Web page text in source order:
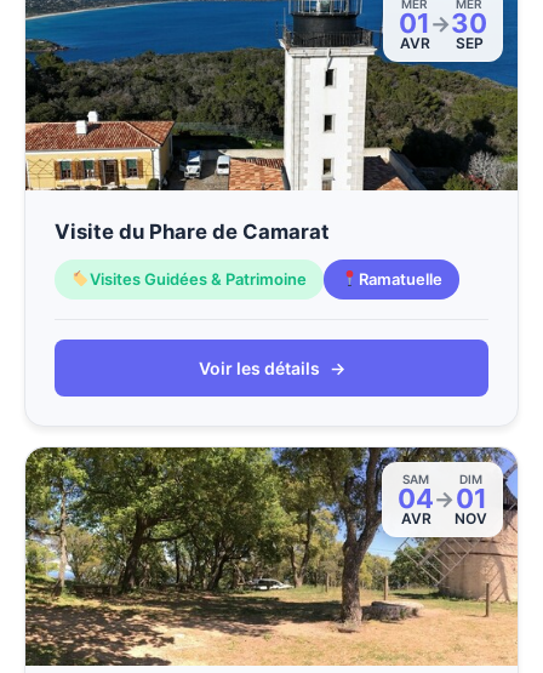
MER
01
AVR
→
MER
30
SEP
Visite du Phare de Camarat
Visites Guidées & Patrimoine Ramatuelle
Voir les détails →
SAM
04
AVR
→
DIM
01
NOV